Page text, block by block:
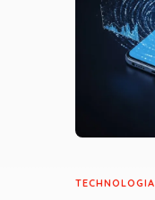
TECHNOLOGIA